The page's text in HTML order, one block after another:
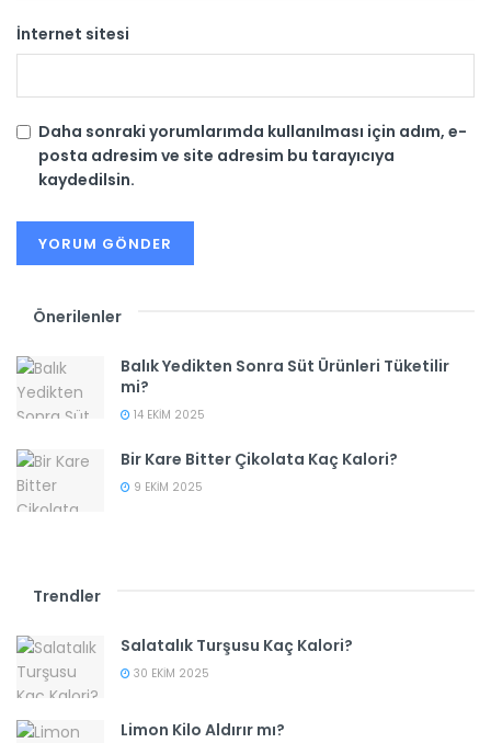
İnternet sitesi
Daha sonraki yorumlarımda kullanılması için adım, e-
posta adresim ve site adresim bu tarayıcıya
kaydedilsin.
Önerilenler
Balık Yedikten Sonra Süt Ürünleri Tüketilir
mi?
14 EKIM 2025
Bir Kare Bitter Çikolata Kaç Kalori?
9 EKIM 2025
Trendler
Salatalık Turşusu Kaç Kalori?
30 EKIM 2025
Limon Kilo Aldırır mı?